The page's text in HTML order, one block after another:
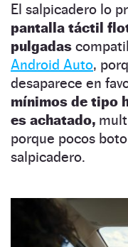
El salpicadero lo
pantalla táctil
pulgadas
Android Auto,
desaparece en
mínimos de tipo
es achatado,
porque pocos
salpicadero.